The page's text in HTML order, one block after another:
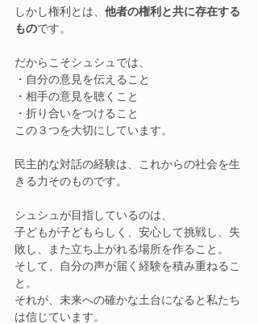
しかし権利とは、 他者の権利と共に存在する
ものです。
だからこそシュシュでは、
・自分の意見を伝えること
・相手の意見を聴くこと
・折り合いをつけること
この３つを大切にしています。
民主的な対話の経験は、これからの社会を生
きる力そのものです。
シュシュが目指しているのは、
子どもが子どもらしく、安心して挑戦し、失
敗し、また立ち上がれる場所を作ること。
そして、自分の声が届く経験を積み重ねるこ
と。
それが、未来への確かな土台になると私たち
は信じています。